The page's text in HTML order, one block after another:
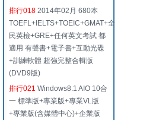
排行018 2014年02月 680本
TOEFL+IELTS+TOEIC+GMAT+全
民英檢+GRE+任何英文考試 都
適用 有聲書+電子書+互動光碟
+訓練軟體 超強完整合輯版
(DVD9版)
排行021 Windows8.1 AIO 10合
一 標準版+專業版+專業VL版
+專業版(含媒體中心)+企業版